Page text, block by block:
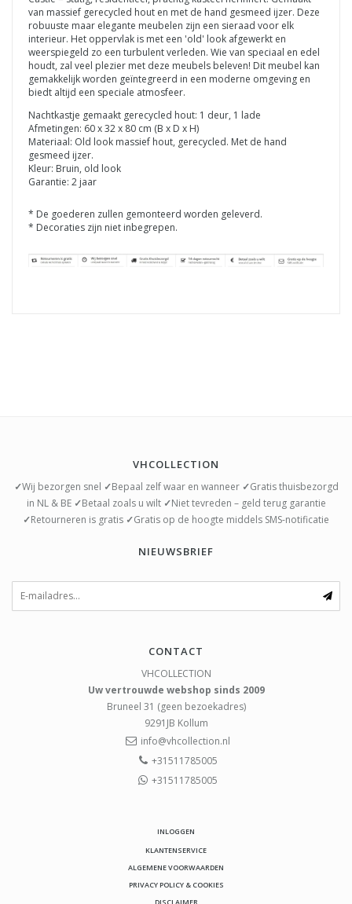
van massief gerecycled hout en met de hand gesmeed ijzer. Deze
robuuste maar elegante meubelen zijn een sieraad voor elk
interieur. Het oppervlak is met een 'old' look afgewerkt en
weerspiegeld zo een turbulent verleden. Wie van speciaal en edel
houdt, zal veel plezier met deze meubels beleven! Dit meubel kan
gemakkelijk worden geïntegreerd in een moderne omgeving en
biedt altijd een speciale atmosfeer.
Nachtkastje gemaakt gerecycled hout: 1 deur, 1 lade
Afmetingen: 60 x 32 x 80 cm (B x D x H)
Materiaal: Old look massief hout, gerecycled. Met de hand
gesmeed ijzer.
Kleur: Bruin, old look
Garantie: 2 jaar
* De goederen zullen gemonteerd worden geleverd.
* Decoraties zijn niet inbegrepen.
VHCOLLECTION
✓Wij bezorgen snel ✓Bepaal zelf waar en wanneer ✓Gratis thuisbezorgd
in NL & BE ✓Betaal zoals u wilt ✓Niet tevreden – geld terug garantie
✓Retourneren is gratis ✓Gratis op de hoogte middels SMS-notificatie
NIEUWSBRIEF
CONTACT
VHCOLLECTION
Uw vertrouwde webshop sinds 2009
Bruneel 31 (geen bezoekadres)
9291JB Kollum
info@vhcollection.nl
+31511785005
+31511785005
INLOGGEN
KLANTENSERVICE
ALGEMENE VOORWAARDEN
PRIVACY POLICY & COOKIES
DISCLAIMER